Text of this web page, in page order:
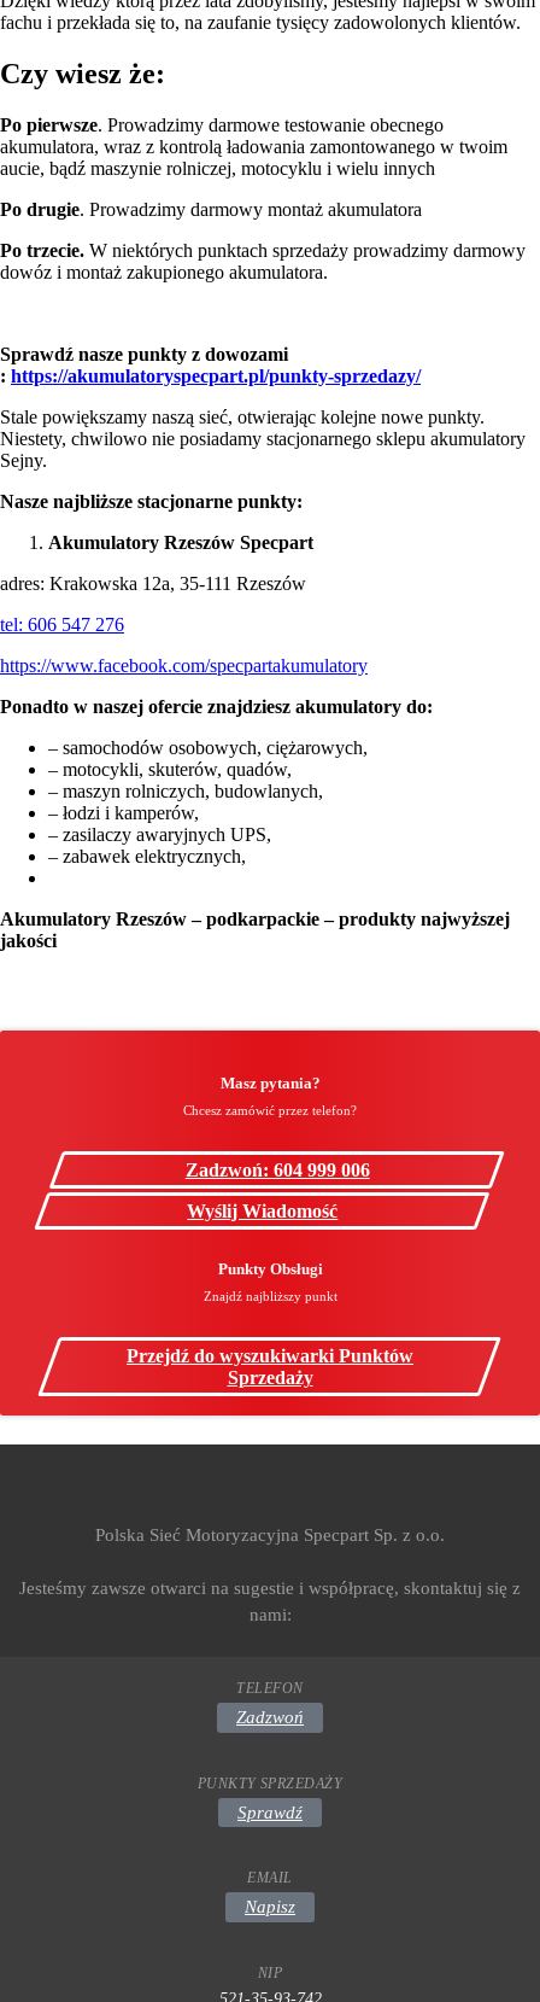
fachu i przekłada się to, na zaufanie tysięcy zadowolonych klientów.
Czy wiesz że:
Po pierwsze. Prowadzimy darmowe testowanie obecnego
akumulatora, wraz z kontrolą ładowania zamontowanego w twoim
aucie, bądź maszynie rolniczej, motocyklu i wielu innych
Po drugie. Prowadzimy darmowy montaż akumulatora
Po trzecie. W niektórych punktach sprzedaży prowadzimy darmowy
dowóz i montaż zakupionego akumulatora.
Sprawdź nasze punkty z dowozami
: https://akumulatoryspecpart.pl/punkty-sprzedazy/
Stale powiększamy naszą sieć, otwierając kolejne nowe punkty.
Niestety, chwilowo nie posiadamy stacjonarnego sklepu akumulatory
Sejny.
Nasze najbliższe stacjonarne punkty:
Akumulatory Rzeszów Specpart
adres: Krakowska 12a, 35-111 Rzeszów
tel: 606 547 276
https://www.facebook.com/specpartakumulatory
Ponadto w naszej ofercie znajdziesz akumulatory do:
– samochodów osobowych, ciężarowych,
– motocykli, skuterów, quadów,
– maszyn rolniczych, budowlanych,
– łodzi i kamperów,
– zasilaczy awaryjnych UPS,
– zabawek elektrycznych,
Akumulatory Rzeszów – podkarpackie – produkty najwyższej
jakości
Masz pytania?
Chcesz zamówić przez telefon?
Zadzwoń: 604 999 006
Wyślij Wiadomość
Punkty Obsługi
Znajdź najbliższy punkt
Przejdź do wyszukiwarki Punktów
Sprzedaży
Polska Sieć Motoryzacyjna Specpart Sp. z o.o.
Jesteśmy zawsze otwarci na sugestie i współpracę, skontaktuj się z
nami:
TELEFON
Zadzwoń
PUNKTY SPRZEDAŻY
Sprawdź
EMAIL
Napisz
NIP